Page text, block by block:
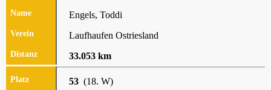
Engels, Toddi
Laufhaufen Ostriesland
33.053 km
53 (18. W)